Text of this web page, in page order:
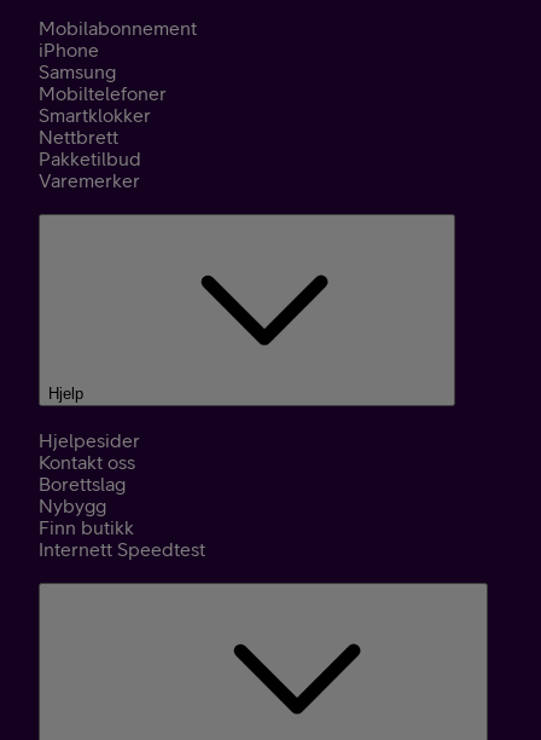
Mobilabonnement
iPhone
Samsung
Mobiltelefoner
Smartklokker
Nettbrett
Pakketilbud
Varemerker
Hjelp
Hjelpesider
Kontakt oss
Borettslag
Nybygg
Finn butikk
Internett Speedtest